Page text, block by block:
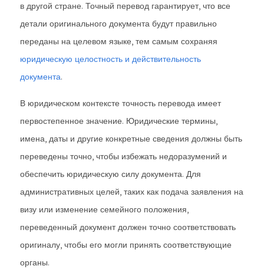
в другой стране. Точный перевод гарантирует, что все
детали оригинального документа будут правильно
переданы на целевом языке, тем самым сохраняя
юридическую целостность и действительность
документа.
В юридическом контексте точность перевода имеет
первостепенное значение. Юридические термины,
имена, даты и другие конкретные сведения должны быть
переведены точно, чтобы избежать недоразумений и
обеспечить юридическую силу документа. Для
административных целей, таких как подача заявления на
визу или изменение семейного положения,
переведенный документ должен точно соответствовать
оригиналу, чтобы его могли принять соответствующие
органы.